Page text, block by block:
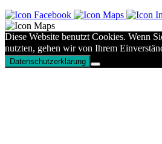
Diese Website benutzt Cookies. Wenn
nutzten, gehen wir von Ihrem
Datenschutzerklärung